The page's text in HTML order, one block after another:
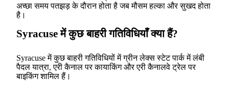
अच्छा समय पतझड़ के दौरान होता है जब मौसम हल्का और सुखद होता
है।
Syracuse में कुछ बाहरी गतिविधियाँ क्या हैं?
Syracuse में कुछ बाहरी गतिविधियों में ग्रीन लेक्स स्टेट पार्क में लंबी
पैदल यात्रा, एरी कैनाल पर कायाकिंग और एरी कैनालवे ट्रेल पर
बाइकिंग शामिल हैं।